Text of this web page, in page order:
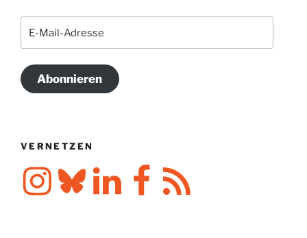
Abonnieren
VERNETZEN
InstagramBlueskyLinkedIn FacebookRSS-
Feed